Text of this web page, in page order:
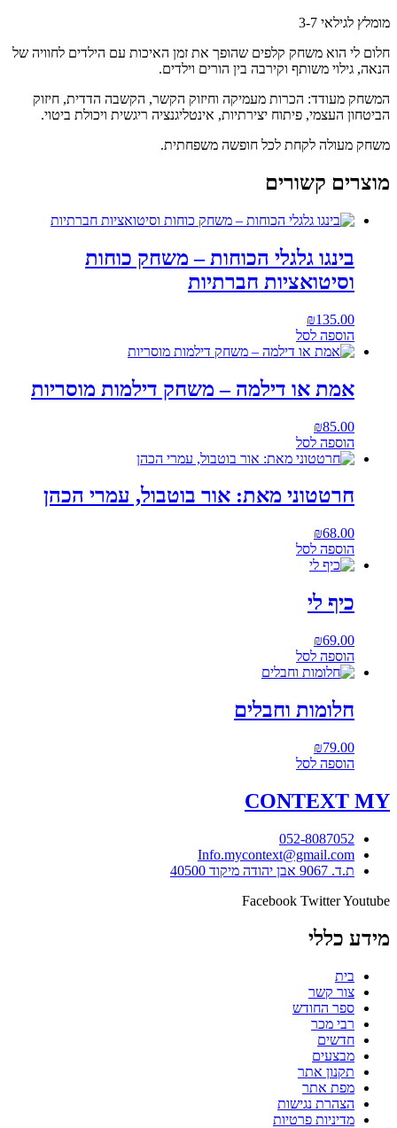
מומלץ לגילאי 3-7
חלום לי הוא משחק קלפים שהופך את זמן האיכות עם הילדים לחוויה של
הנאה, גילוי משותף וקירבה בין הורים וילדים.
המשחק מעודד: הכרות מעמיקה וחיזוק הקשר, הקשבה הדדית, חיזוק
הביטחון העצמי, פיתוח יצירתיות, אינטליגנציה ריגשית ויכולת ביטוי.
משחק מעולה לקחת לכל חופשה משפחתית.
מוצרים קשורים
בינגו גלגלי הכוחות – משחק כוחות
וסיטואציות חברתיות
₪135.00
הוספה לסל
אמת או דילמה – משחק דילמות מוסריות
₪85.00
הוספה לסל
חרטטוני מאת: אור בוטבול, עמרי הכהן
₪68.00
הוספה לסל
כיף לי
₪69.00
הוספה לסל
חלומות וחבלים
₪79.00
הוספה לסל
CONTEXT MY
052-8087052
Info.mycontext@gmail.com
ת.ד. 9067 אבן יהודה מיקוד 40500
Facebook TwitterYoutube
מידע כללי
בית
צור קשר
ספר החודש
רבי מכר
חדשים
מבצעים
תקנון אתר
מפת אתר
הצהרת נגישות
מדיניות פרטיות